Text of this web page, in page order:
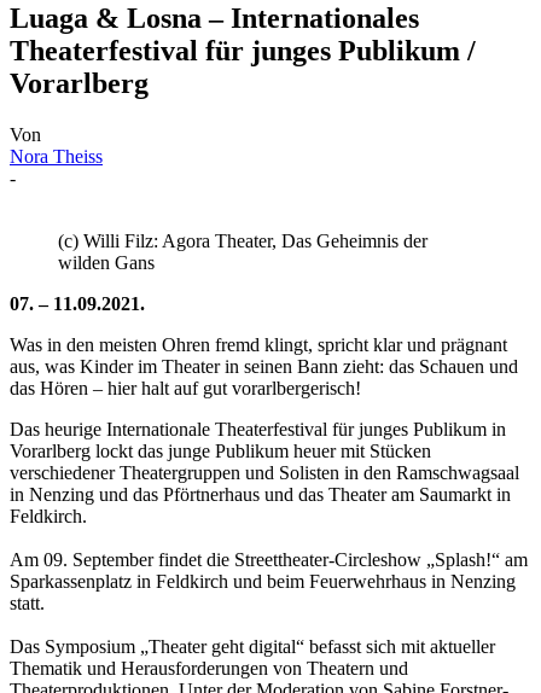
Luaga & Losna – Internationales
Theaterfestival für junges Publikum /
Vorarlberg
Von
Nora Theiss
-
(c) Willi Filz: Agora Theater, Das Geheimnis der
wilden Gans
07. – 11.09.2021.
Was in den meisten Ohren fremd klingt, spricht klar und prägnant
aus, was Kinder im Theater in seinen Bann zieht: das Schauen und
das Hören – hier halt auf gut vorarlbergerisch!
Das heurige Internationale Theaterfestival für junges Publikum in
Vorarlberg lockt das junge Publikum heuer mit Stücken
verschiedener Theatergruppen und Solisten in den Ramschwagsaal
in Nenzing und das Pförtnerhaus und das Theater am Saumarkt in
Feldkirch.
Am 09. September findet die Streettheater-Circleshow „Splash!“ am
Sparkassenplatz in Feldkirch und beim Feuerwehrhaus in Nenzing
statt.
Das Symposium „Theater geht digital“ befasst sich mit aktueller
Thematik und Herausforderungen von Theatern und